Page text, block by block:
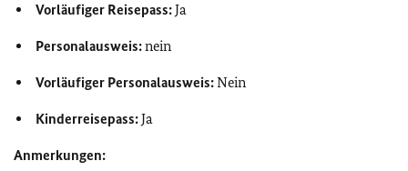
Vorläufiger Reisepass:Ja
Personalausweis:nein
Vorläufiger Personalausweis:Nein
Kinderreisepass:Ja
Anmerkungen: